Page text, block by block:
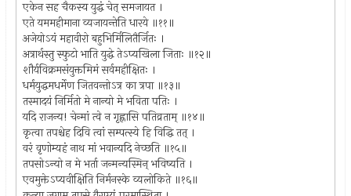
एकेन सह चैकस्य युद्धं चेत् समजायत ।
एते यममहीमाना व्यजायन्तेति धारये ॥११॥
अजेयोऽयं महावीरो बहुभिर्मिलितैर्जितः ।
अत्रार्थस्तु स्फुटो भाति युद्धे तेऽप्यखिला जिताः ॥१२॥
शौर्यविक्रमसंयुक्तमिमं सर्वमहीक्षितः ।
धर्मयुद्धमधर्मेण जितवन्तोऽत्र का त्रपा ॥१३॥
तस्मादयं निर्मितो मे नान्यो मे भविता पतिः ।
यदि राजन्य! चेन्मां त्वे न गृह्णासि पतिव्रताम् ॥१४॥
कृत्वा तपश्चेह दिवि त्वां सम्पत्स्ये हि विद्धि तत् ।
वरं वृणोम्यहं नाथ मां भवान्यदि नेच्छति ॥१५॥
तपसोऽन्यो न मे भर्ता जन्मन्यस्मिन् भविष्यति ।
एवमुक्तेऽप्यवीक्षिति निर्मनस्के व्यलोकिते ॥१६॥